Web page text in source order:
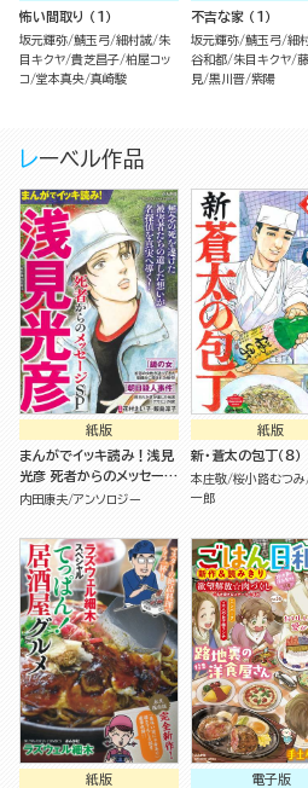
怖い間取り （1）
坂元輝弥 鯖玉弓 細村誠 朱
目キクヤ 貴芝昌子 柏屋コッ
コ 堂本真央 真崎駿
不吉な家 （1）
坂元輝弥 鯖玉弓 細
谷和都 朱目キクヤ
見 黒川晋 紫陽
レーベル作品
紙版
まんがでイッキ読み！浅見
光彦 死者からのメッセージ
SP
内田康夫 アンソロジー
紙版
新・蒼太の包丁（８）
本庄敬 桜小路むつみ
一郎
紙版
電子版